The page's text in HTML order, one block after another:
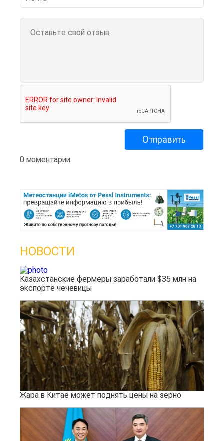
0 моментарии
НОВОСТИ
Казахстанские фермеры заработали $35 млн на
экспорте чечевицы
Жара в Китае может поднять цены на зерно